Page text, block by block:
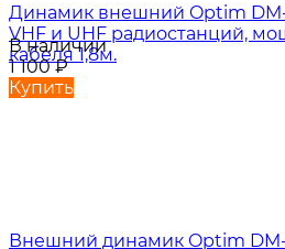
Динамик внешний Optim
VHF и UHF радиостанций,
кабеля 1,8м.
В наличии
1 100₽
Купить
Внешний динамик Optim